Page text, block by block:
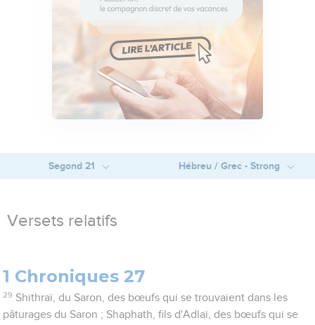
Segond 21 Hébreu / Grec - Strong
Versets relatifs
1 Chroniques 27
29 Shithraï, du Saron, des bœufs qui se trouvaient dans les
pâturages du Saron ; Shaphath, fils d'Adlaï, des bœufs qui se